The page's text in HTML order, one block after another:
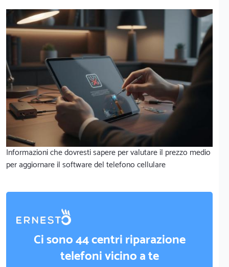
Informazioni che dovresti sapere per valutare il prezzo medio
per aggiornare il software del telefono cellulare
Ci sono 44 centri riparazione
telefoni vicino a te